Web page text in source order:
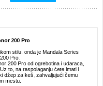
200 Pro
stilu, onda je Mandala Series
Pro.
200 Pro od ogrebotina i udaraca,
to, na raspolaganju ćete imati i
džep za keš, zahvaljujući čemu
mestu.